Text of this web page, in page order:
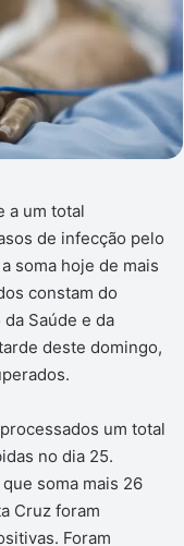
a um total
de infecção pelo
soma hoje de mais
constam do
Saúde e da
deste domingo,
um total
no dia 25.
soma mais 26
Cruz foram
Foram